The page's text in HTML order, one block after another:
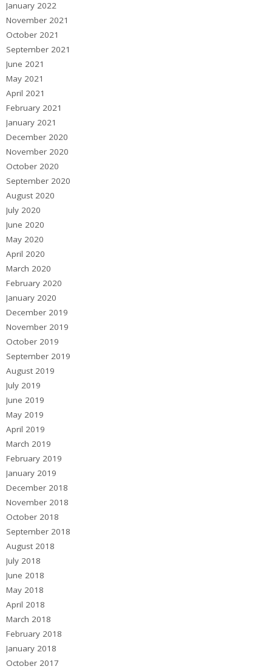
January 2022
November 2021
October 2021
September 2021
June 2021
May 2021
April 2021
February 2021
January 2021
December 2020
November 2020
October 2020
September 2020
August 2020
July 2020
June 2020
May 2020
April 2020
March 2020
February 2020
January 2020
December 2019
November 2019
October 2019
September 2019
August 2019
July 2019
June 2019
May 2019
April 2019
March 2019
February 2019
January 2019
December 2018
November 2018
October 2018
September 2018
August 2018
July 2018
June 2018
May 2018
April 2018
March 2018
February 2018
January 2018
October 2017